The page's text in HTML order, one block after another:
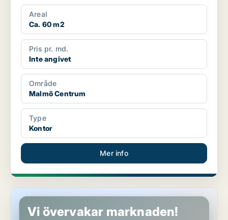
Areal
Ca. 60 m2
Pris pr. md.
Inte angivet
Område
Malmö Centrum
Type
Kontor
Mer info
Kontor i Malmö Centrum
Vi övervakar marknaden!